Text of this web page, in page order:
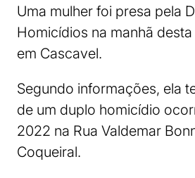
Uma mulher foi presa pela
Homicídios na manhã
em Cascavel.
Segundo informações, ela
de um duplo homicídio
2022 na Rua Valdemar
Coqueiral.